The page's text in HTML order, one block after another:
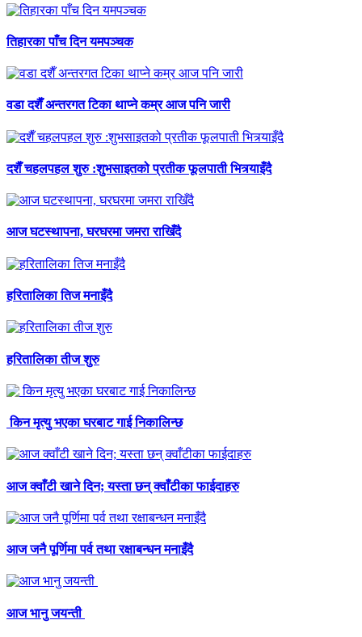
तिहारका पाँच दिन यमपञ्चक
वडा दशैँ अन्तरगत टिका थाप्ने कम्र आज पनि जारी
दशैँ चहलपहल शुरु :शुभसाइतको प्रतीक फूलपाती भित्र्याइँदै
आज घटस्थापना, घरघरमा जमरा राखिँदै
हरितालिका तिज मनाइँदै
हरितालिका तीज शुरु
किन मृत्यु भएका घरबाट गाई निकालिन्छ
आज क्वाँटी खाने दिन; यस्ता छन् क्वाँटीका फाईदाहरु
आज जनै पूर्णिमा पर्व तथा रक्षाबन्धन मनाइँदै
आज भानु जयन्ती